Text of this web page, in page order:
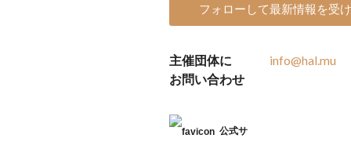
フォローして最新情報を受
主催団体に
お問い合わせ
info@hal.mu
公式サ